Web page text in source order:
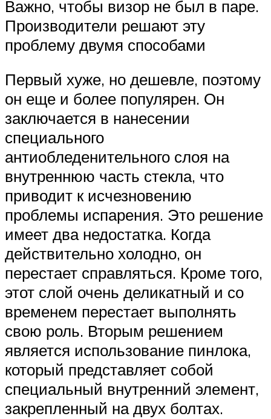
Важно, чтобы визор не был в паре.
Производители решают эту
проблему двумя способами
Первый хуже, но дешевле, поэтому
он еще и более популярен. Он
заключается в нанесении
специального
антиобледенительного слоя на
внутреннюю часть стекла, что
приводит к исчезновению
проблемы испарения. Это решение
имеет два недостатка. Когда
действительно холодно, он
перестает справляться. Кроме того,
этот слой очень деликатный и со
временем перестает выполнять
свою роль. Вторым решением
является использование пинлока,
который представляет собой
специальный внутренний элемент,
закрепленный на двух болтах.